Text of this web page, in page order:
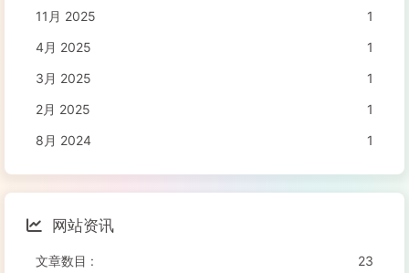
11月 2025
1
4月 2025
1
3月 2025
1
2月 2025
1
8月 2024
1
网站资讯
文章数目 : 23